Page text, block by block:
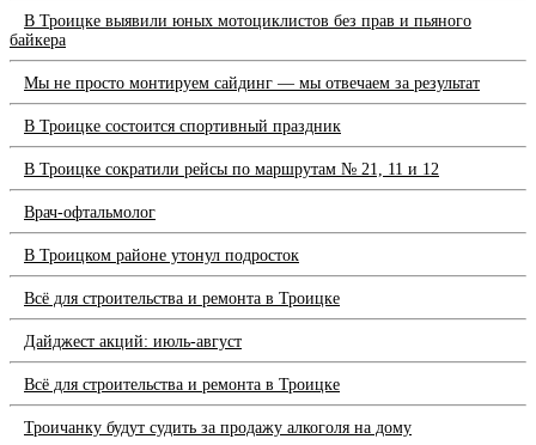
В Троицке выявили юных мотоциклистов без прав и пьяного
байкера
Мы не просто монтируем сайдинг — мы отвечаем за результат
В Троицке состоится спортивный праздник
В Троицке сократили рейсы по маршрутам № 21, 11 и 12
Врач-офтальмолог
В Троицком районе утонул подросток
Всё для строительства и ремонта в Троицке
Дайджест акций: июль-август
Всё для строительства и ремонта в Троицке
Троичанку будут судить за продажу алкоголя на дому